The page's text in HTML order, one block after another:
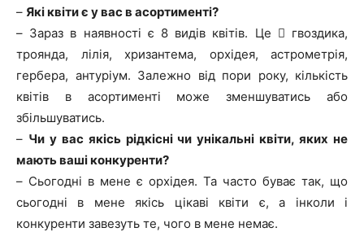
– Які квіти є у вас в асортименті?
– Зараз в наявності є 8 видів квітів. Це 
гвоздика,
троянда, лілія, хризантема, орхідея, астрометрія,
гербера, антуріум. Залежно від пори року, кількість
квітів в асортименті може зменшуватись або
збільшуватись.
– Чи у вас якісь рідкісні чи унікальні квіти, яких не
мають ваші конкуренти?
– Сьогодні в мене є орхідея. Та часто буває так, що
сьогодні в мене якісь цікаві квіти є, а інколи і
конкуренти завезуть те, чого в мене немає.